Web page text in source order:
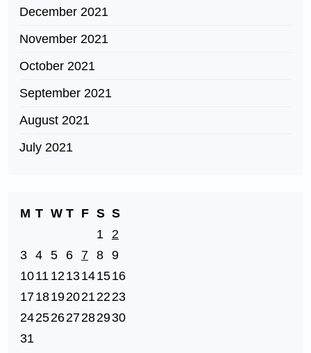
December 2021
November 2021
October 2021
September 2021
August 2021
July 2021
M T W T F S S
1
2
3 4 5 6 7 8 9
1011 1213141516
17181920212223
24252627282930
31